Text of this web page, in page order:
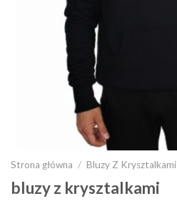
Strona główna / Bluzy Z Krysztalkami
bluzy z krysztalkami